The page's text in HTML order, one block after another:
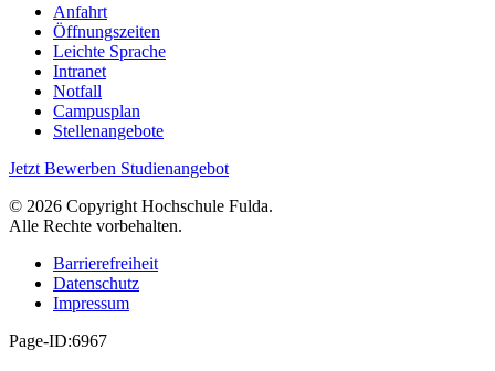
Anfahrt
Öffnungszeiten
Leichte Sprache
Intranet
Notfall
Campusplan
Stellenangebote
Jetzt Bewerben Studienangebot
© 2026 Copyright Hochschule Fulda.
Alle Rechte vorbehalten.
Barrierefreiheit
Datenschutz
Impressum
Page-ID:6967